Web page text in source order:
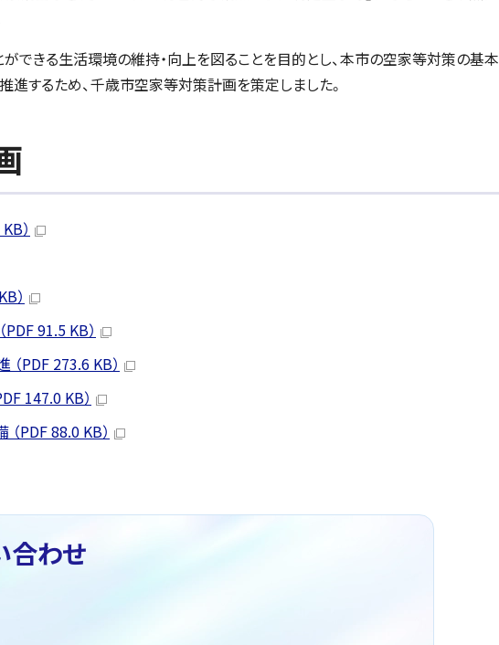
できる生活環境の維持・向上を図ることを目的とし、本市の空家等対策の基本
するため、千歳市空家等対策計画を策定しました。
）
）
91.5 KB）
PDF 273.6 KB）
147.0 KB）
PDF 88.0 KB）
合わせ